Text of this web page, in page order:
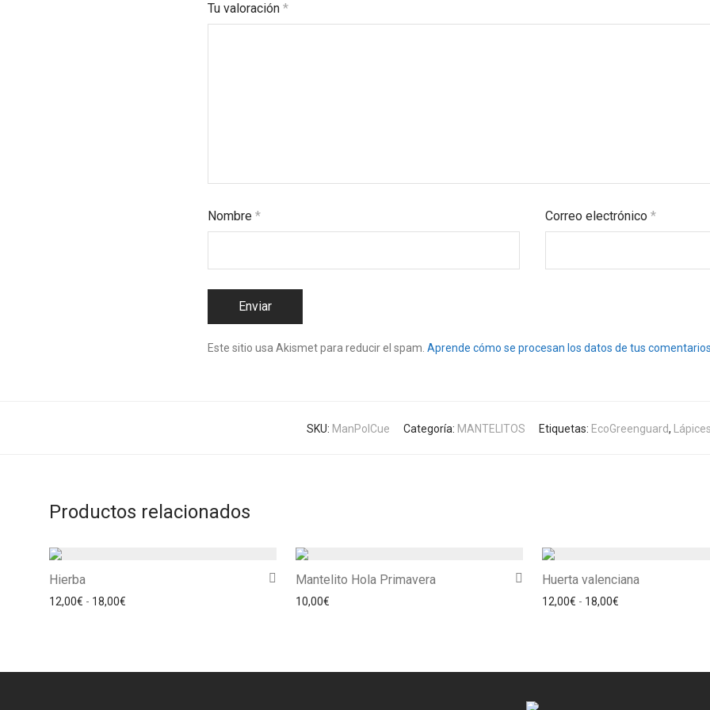
Tu valoración *
Nombre * Correo electrónico*
Este sitio usa Akismet para reducir el spam. Aprende cómo se procesan los datos de tus
SKU: ManPolCue Categoría: MANTELITOS Etiquetas: EcoGreenguard,
Productos relacionados
Hierba
12,00€ - 18,00€ Rango de precios: desde 12,00€ hasta 18,00€
Mantelito Hola Primavera
10,00€
Huerta valenciana
12,00€ - 18,00€